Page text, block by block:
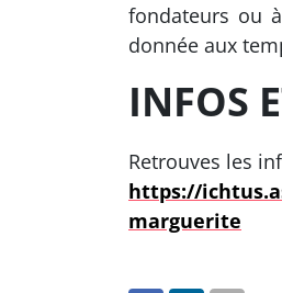
fondateurs ou
donnée aux
INFOS
Retrouves les
https://
marguerite